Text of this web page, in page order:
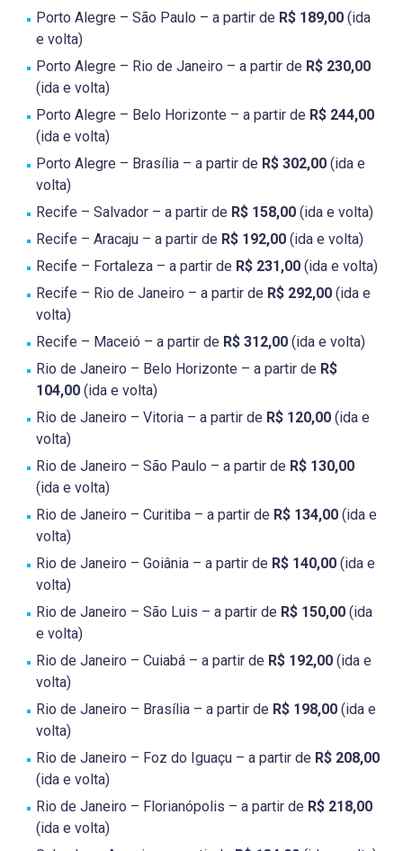
Porto Alegre – São Paulo – a partir de R$ 189,00 (ida
e volta)
Porto Alegre – Rio de Janeiro – a partir de R$ 230,00
(ida e volta)
Porto Alegre – Belo Horizonte – a partir de R$ 244,00
(ida e volta)
Porto Alegre – Brasília – a partir de R$ 302,00 (ida e
volta)
Recife – Salvador – a partir de R$ 158,00 (ida e volta)
Recife – Aracaju – a partir de R$ 192,00 (ida e volta)
Recife – Fortaleza – a partir de R$ 231,00 (ida e volta)
Recife – Rio de Janeiro – a partir de R$ 292,00 (ida e
volta)
Recife – Maceió – a partir de R$ 312,00 (ida e volta)
Rio de Janeiro – Belo Horizonte – a partir de R$
104,00 (ida e volta)
Rio de Janeiro – Vitoria – a partir de R$ 120,00 (ida e
volta)
Rio de Janeiro – São Paulo – a partir de R$ 130,00
(ida e volta)
Rio de Janeiro – Curitiba – a partir de R$ 134,00 (ida e
volta)
Rio de Janeiro – Goiânia – a partir de R$ 140,00 (ida e
volta)
Rio de Janeiro – São Luis – a partir de R$ 150,00 (ida
e volta)
Rio de Janeiro – Cuiabá – a partir de R$ 192,00 (ida e
volta)
Rio de Janeiro – Brasília – a partir de R$ 198,00 (ida e
volta)
Rio de Janeiro – Foz do Iguaçu – a partir de R$ 208,00
(ida e volta)
Rio de Janeiro – Florianópolis – a partir de R$ 218,00
(ida e volta)